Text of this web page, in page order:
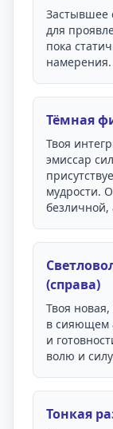
Застывшее
для
пока
намерения.
Тёмная
Твоя
эмиссар
мудрости.
безличной,
(справа)
Твоя
в сияющем
и
волю и
Тонкая